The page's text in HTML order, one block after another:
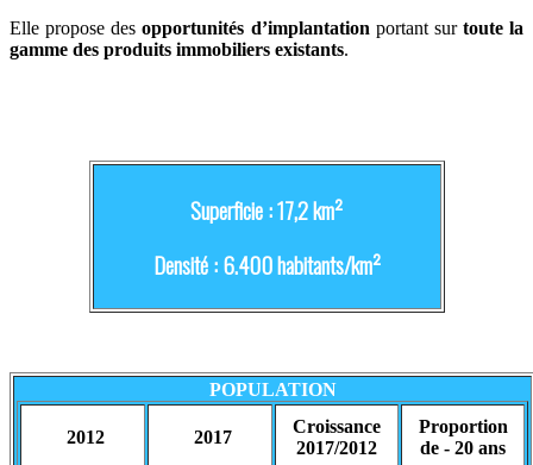
Elle propose desopportunités d’implantation portant sur toute la
gamme des produits immobiliers existants.
Superficie : 17,2 km²
Densité : 6.400 habitants/km²
POPULATION
2012 2017
Croissance
2017/2012
Proportion
de - 20 ans